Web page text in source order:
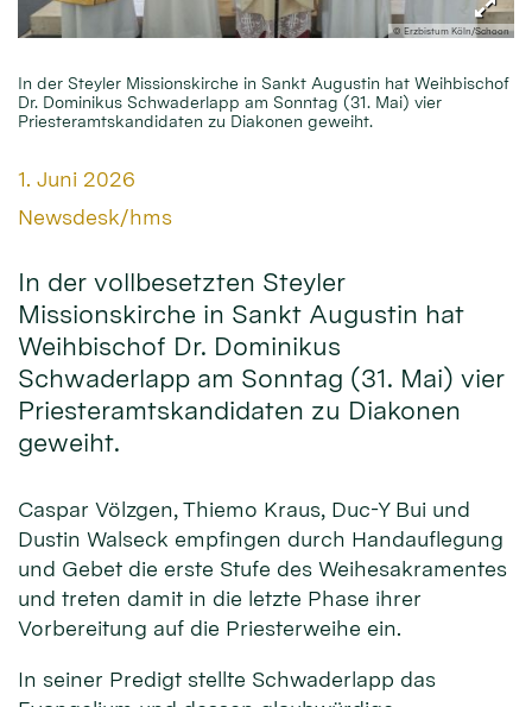
© Erzbistum Köln/Schoon
In der Steyler Missionskirche in Sankt Augustin hat Weihbischof
Dr. Dominikus Schwaderlapp am Sonntag (31. Mai) vier
Priesteramtskandidaten zu Diakonen geweiht.
Datum:
1. Juni 2026
Von:
Newsdesk/hms
In der vollbesetzten Steyler
Missionskirche in Sankt Augustin hat
Weihbischof Dr. Dominikus
Schwaderlapp am Sonntag (31. Mai) vier
Priesteramtskandidaten zu Diakonen
geweiht.
Caspar Völzgen, Thiemo Kraus, Duc-Y Bui und
Dustin Walseck empfingen durch Handauflegung
und Gebet die erste Stufe des Weihesakramentes
und treten damit in die letzte Phase ihrer
Vorbereitung auf die Priesterweihe ein.
In seiner Predigt stellte Schwaderlapp das